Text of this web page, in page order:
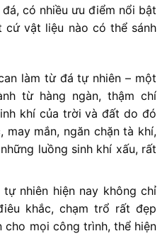
có nhiều ưu điểm nổi bật
cứ vật liệu nào có thể sánh
làm từ đá tự nhiên – một
từ hàng ngàn, thậm chí
khí của trời và đất do đó
mắn, ngăn chặn tà khí,
luồng sinh khí xấu, rất
nhiên hiện nay không chỉ
khắc, chạm trổ rất đẹp
cho mọi công trình, thể hiện